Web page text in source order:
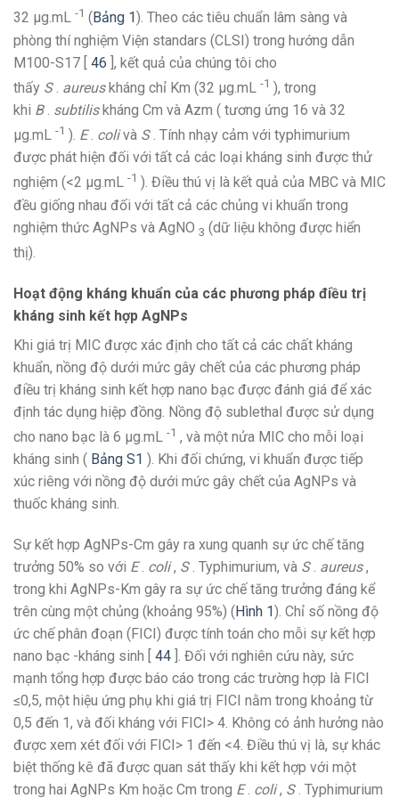
32 μg.mL -1 ( Bảng 1 ). Theo các tiêu chuẩn lâm sàng và
phòng thí nghiệm Viện standars (CLSI) trong hướng dẫn
M100-S17 [ 46 ], kết quả của chúng tôi cho
thấy S. aureuskháng chỉ Km (32 μg.mL -1 ), trong
khi B. subtiliskháng Cm và Azm ( tương ứng 16 và 32
μg.mL -1 ). E. colivà S. Tính nhạy cảm với typhimurium
được phát hiện đối với tất cả các loại kháng sinh được thử
nghiệm (<2 μg.mL -1 ). Điều thú vị là kết quả của MBC và MIC
đều giống nhau đối với tất cả các chủng vi khuẩn trong
nghiệm thức AgNPs và AgNO 3 (dữ liệu không được hiển
thị).
Hoạt động kháng khuẩn của các phương pháp điều trị
kháng sinh kết hợp AgNPs
Khi giá trị MIC được xác định cho tất cả các chất kháng
khuẩn, nồng độ dưới mức gây chết của các phương pháp
điều trị kháng sinh kết hợp nano bạc được đánh giá để xác
định tác dụng hiệp đồng. Nồng độ sublethal được sử dụng
cho nano bạc là 6 μg.mL -1 , và một nửa MIC cho mỗi loại
kháng sinh ( Bảng S1 ). Khi đối chứng, vi khuẩn được tiếp
xúc riêng với nồng độ dưới mức gây chết của AgNPs và
thuốc kháng sinh.
Sự kết hợp AgNPs-Cm gây ra xung quanh sự ức chế tăng
trưởng 50% so với E. coli, S. Typhimurium, và S. aureus,
trong khi AgNPs-Km gây ra sự ức chế tăng trưởng đáng kể
trên cùng một chủng (khoảng 95%) (Hình 1). Chỉ số nồng độ
ức chế phân đoạn (FICI) được tính toán cho mỗi sự kết hợp
nano bạc -kháng sinh [ 44 ]. Đối với nghiên cứu này, sức
mạnh tổng hợp được báo cáo trong các trường hợp là FICI
≤0,5, một hiệu ứng phụ khi giá trị FICI nằm trong khoảng từ
0,5 đến 1, và đối kháng với FICI> 4. Không có ảnh hưởng nào
được xem xét đối với FICI> 1 đến <4. Điều thú vị là, sự khác
biệt thống kê đã được quan sát thấy khi kết hợp với một
trong hai AgNPs Km hoặc Cm trong E. coli, S. Typhimurium